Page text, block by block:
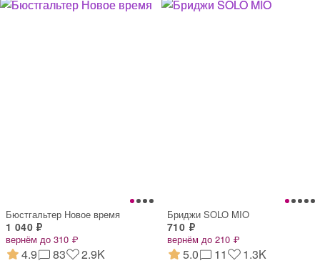
Бюстгальтер Новое время
1 040 ₽
вернём до 310 ₽
4.9 83 2.9K
Бриджи SOLO MIO
710 ₽
вернём до 210 ₽
5.0 11 1.3K